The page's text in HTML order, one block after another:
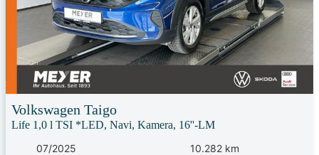
Volkswagen Taigo
Life 1,0 l TSI *LED, Navi, Kamera, 16''-LM
07/2025
10.282 km